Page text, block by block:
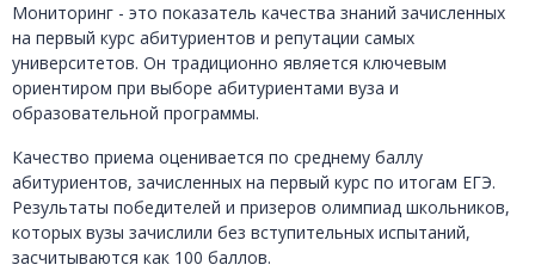
Мониторинг - это показатель качества знаний зачисленных
на первый курс абитуриентов и репутации самых
университетов. Он традиционно является ключевым
ориентиром при выборе абитуриентами вуза и
образовательной программы.
Качество приема оценивается по среднему баллу
абитуриентов, зачисленных на первый курс по итогам ЕГЭ.
Результаты победителей и призеров олимпиад школьников,
которых вузы зачислили без вступительных испытаний,
засчитываются как 100 баллов.